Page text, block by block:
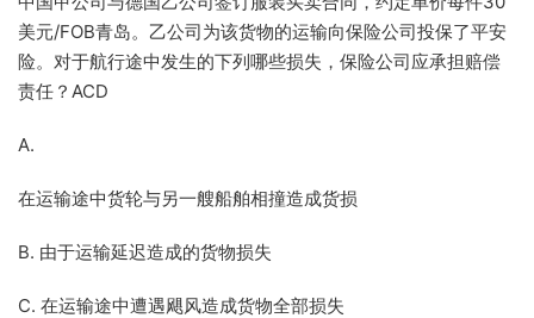
美元/FOB青岛。乙公司为该货物的运输向保险公司投保了平安
险。对于航行途中发生的下列哪些损失，保险公司应承担赔偿
责任？ACD
A.
在运输途中货轮与另一艘船舶相撞造成货损
B. 由于运输延迟造成的货物损失
C. 在运输途中遭遇飓风造成货物全部损失